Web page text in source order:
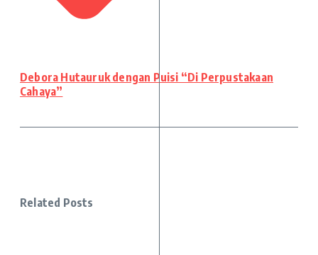
Debora Hutauruk dengan Puisi “Di Perpustakaan
Cahaya”
Related Posts